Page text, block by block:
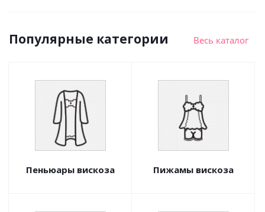
Популярные категории Весь каталог
Пеньюары вискоза Пижамы вискоза